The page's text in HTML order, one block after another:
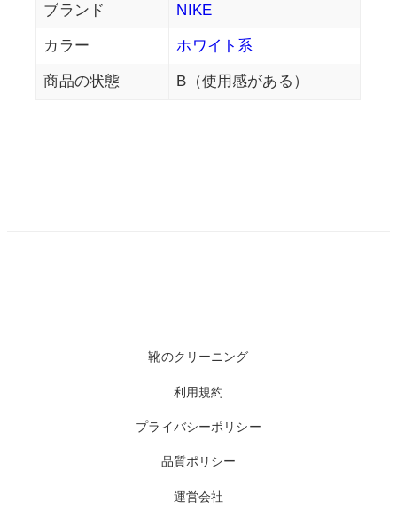
ブランド NIKE
カラー ホワイト系
商品の状態 B（使用感がある）
靴のクリーニング
利用規約
プライバシーポリシー
品質ポリシー
運営会社